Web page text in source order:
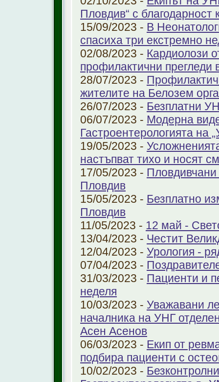
Пловдив“ с благодарност
15/09/2023 - В
спасиха три екстремно
02/08/2023 - Кардиолози
профилактични прегледи
28/07/2023 -
жителите на Белозем
26/07/2023 - Безплатни
06/07/2023 - Модерна
Гастроентерологията на
19/05/2023 -
настъпват тихо и носят
17/05/2023 -
Пловдив
15/05/2023 - Безплатно
Пловдив
11/05/2023 - 12 май -
13/04/2023 - Честит
12/04/2023 - Урология -
07/04/2023 -
31/03/2023 - Пациенти и
неделя
10/03/2023 - Уважавани
началника на УНГ
Асен Асенов
06/03/2023 - Екип от
подбира пациенти с
10/02/2023 -